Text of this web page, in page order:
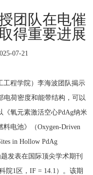
团队在电催
得重要进展
07-21
工程学院） 李海波团队揭示
电荷密度和能带结构，可以
氧元素激活空心PdAg纳米
电池》（Oxygen-Driven
in Hollow PdAg
发表在国际顶尖学术期刊
院1区，IF = 14.1）。该期